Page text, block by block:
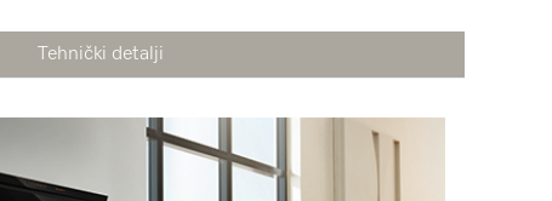
Tehnički detalji